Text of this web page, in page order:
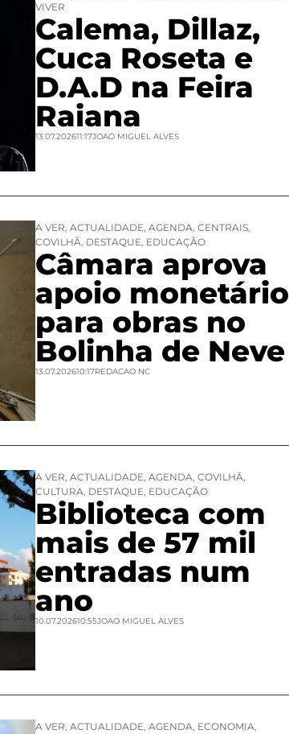
VIVER
Calema, Dillaz,
Cuca Roseta e
D.A.D na Feira
Raiana
13.07.202611:17JOAO MIGUEL ALVES
A VER, ACTUALIDADE, AGENDA, CENTRAIS,
COVILHÃ, DESTAQUE, EDUCAÇÃO
Câmara aprova
apoio monetário
para obras no
Bolinha de Neve
13.07.202610:17REDACAO NC
A VER, ACTUALIDADE, AGENDA, COVILHÃ,
CULTURA, DESTAQUE, EDUCAÇÃO
Biblioteca com
mais de 57 mil
entradas num
ano
10.07.202610:55JOAO MIGUEL ALVES
A VER, ACTUALIDADE, AGENDA, ECONOMIA,